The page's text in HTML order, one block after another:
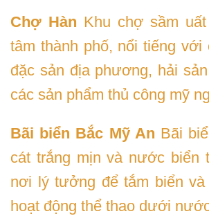
Chợ Hàn Khu chợ sầm
tâm thành phố, nổi tiếng với
đặc sản địa phương, hải
các sản phẩm thủ công mỹ
Bãi biển Bắc Mỹ An Bãi
cát trắng mịn và nước biển
nơi lý tưởng để tắm biển và
hoạt động thể thao dưới